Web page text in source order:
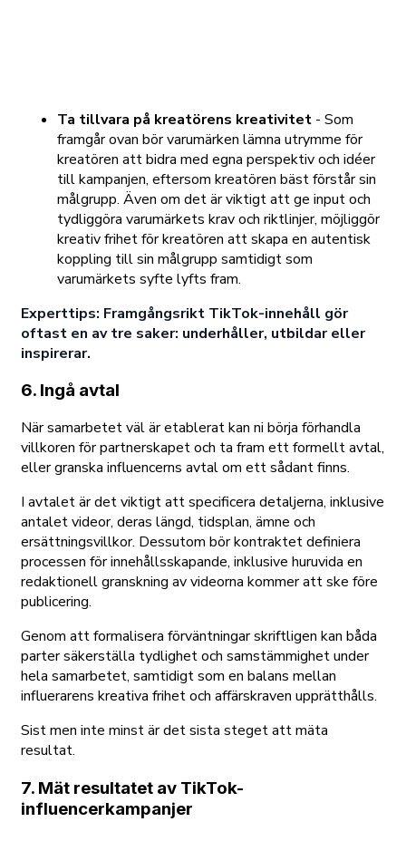
Ta tillvara på kreatörens kreativitet - Som
framgår ovan bör varumärken lämna utrymme för
kreatören att bidra med egna perspektiv och idéer
till kampanjen, eftersom kreatören bäst förstår sin
målgrupp. Även om det är viktigt att ge input och
tydliggöra varumärkets krav och riktlinjer, möjliggör
kreativ frihet för kreatören att skapa en autentisk
koppling till sin målgrupp samtidigt som
varumärkets syfte lyfts fram.
Experttips: Framgångsrikt TikTok-innehåll gör
oftast en av tre saker: underhåller, utbildar eller
inspirerar.
6. Ingå avtal
När samarbetet väl är etablerat kan ni börja förhandla
villkoren för partnerskapet och ta fram ett formellt avtal,
eller granska influencerns avtal om ett sådant finns.
I avtalet är det viktigt att specificera detaljerna, inklusive
antalet videor, deras längd, tidsplan, ämne och
ersättningsvillkor. Dessutom bör kontraktet definiera
processen för innehållsskapande, inklusive huruvida en
redaktionell granskning av videorna kommer att ske före
publicering.
Genom att formalisera förväntningar skriftligen kan båda
parter säkerställa tydlighet och samstämmighet under
hela samarbetet, samtidigt som en balans mellan
influerarens kreativa frihet och affärskraven upprätthålls.
Sist men inte minst är det sista steget att mäta
resultat.
7. Mät resultatet av TikTok-
influencerkampanjer